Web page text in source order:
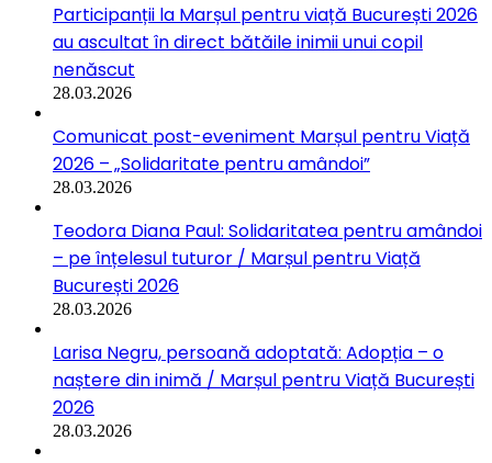
Participanții la Marșul pentru viață București 2026
au ascultat în direct bătăile inimii unui copil
nenăscut
28.03.2026
Comunicat post-eveniment Marșul pentru Viață
2026 – „Solidaritate pentru amândoi”
28.03.2026
Teodora Diana Paul: Solidaritatea pentru amândoi
– pe înțelesul tuturor / Marșul pentru Viață
București 2026
28.03.2026
Larisa Negru, persoană adoptată: Adopția – o
naștere din inimă / Marșul pentru Viață București
2026
28.03.2026